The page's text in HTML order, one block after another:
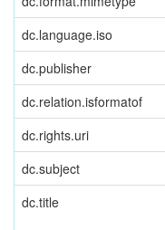
dc.language.iso
dc.publisher
dc.relation.isformatof
dc.rights.uri
dc.subject
dc.title